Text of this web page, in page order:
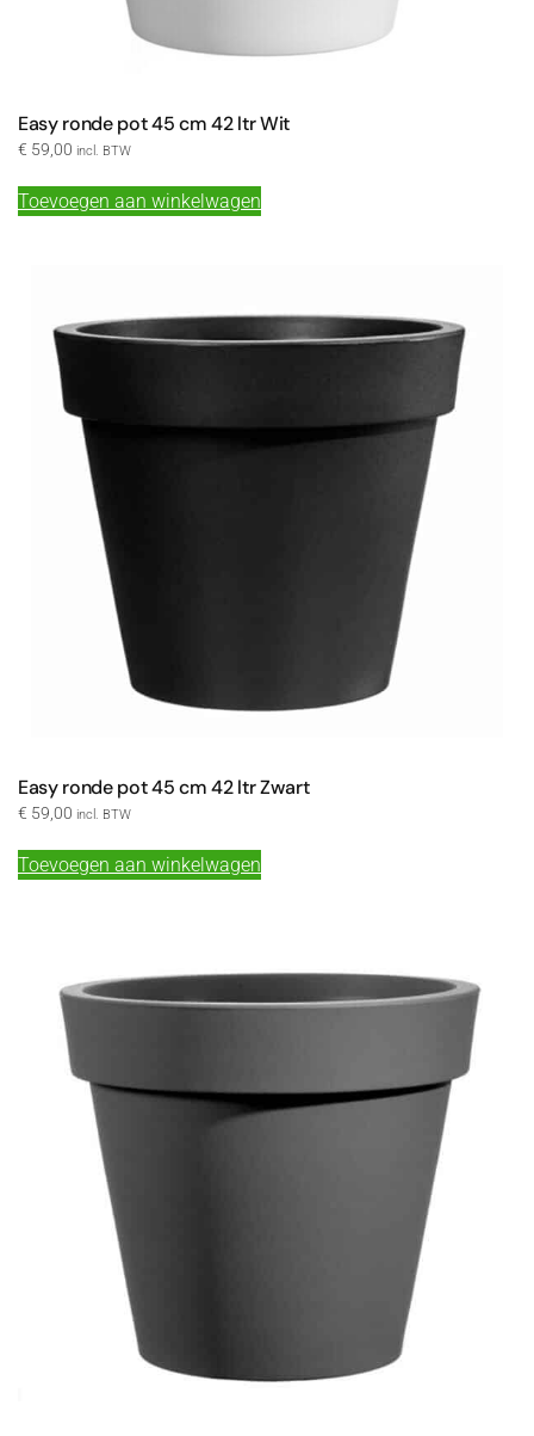
Easy ronde pot 45 cm 42 ltr Wit
€ 59,00 incl. BTW
Toevoegen aan winkelwagen
Easy ronde pot 45 cm 42 ltr Zwart
€ 59,00 incl. BTW
Toevoegen aan winkelwagen